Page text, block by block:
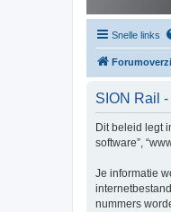
Snelle links
SION Rail
Dit beleid legt
software”,
Je informatie
nummers